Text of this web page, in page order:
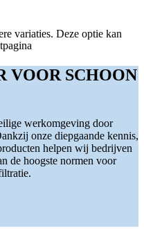
variaties. Deze optie kan
VOOR SCHOON
werkomgeving door
onze diepgaande kennis,
helpen wij bedrijven
de hoogste normen voor